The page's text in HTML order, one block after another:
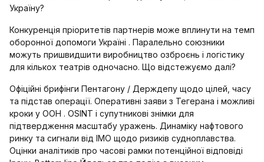
Україну?
Конкуренція пріоритетів партнерів може вплинути на темп
оборонної допомоги Україні . Паралельно союзники
можуть пришвидшити виробництво озброєнь і логістику
для кількох театрів одночасно. Що відстежуємо далі?
Офіційні брифінги Пентагону / Держдепу щодо цілей, часу
та підстав операції. Оперативні заяви з Тегерана і можливі
кроки у ООН . OSINT і супутникові знімки для
підтвердження масштабу уражень. Динаміку нафтового
ринку та сигнали від IMO щодо ризиків судноплавства.
Оцінки аналітиків про часові рамки потенційної відповіді